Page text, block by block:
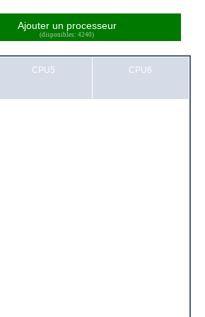
Ajouter un processeur
(disponibles: 4240)
CPU5 CPU6